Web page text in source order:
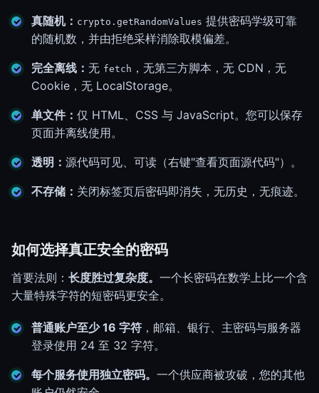
真随机： crypto.getRandomValues 提供密码学级可靠
的随机数，并由拒绝采样消除取模偏差。
完全离线： 无 fetch ，无第三方脚本，无 CDN，无
Cookie，无 LocalStorage。
单文件： 仅 HTML、CSS 与 JavaScript。您可以保存
页面并离线使用。
透明： 源代码可见、可读（右键"查看页面源代码"）。
不存储： 关闭标签页后密码即消失，无历史，无痕迹。
如何选择真正安全的密码
首要法则： 长度胜过复杂度。 一个长密码在数学上比一个含
大量特殊字符的短密码更安全。
普通账户至少 16 字符 ，邮箱、银行、主密码与服务器
登录使用 24 至 32 字符。
每个服务使用独立密码。 一个供应商被攻破，您的其他